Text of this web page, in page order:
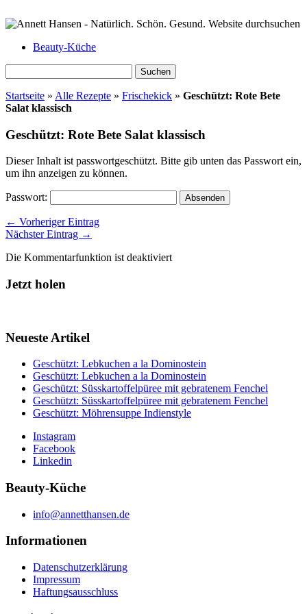
Beauty-Küche
nach:
Startseite » Alle Rezepte » Frischekick » Geschützt: Rote Bete
Salat klassisch
Geschützt: Rote Bete Salat klassisch
Dieser Inhalt ist passwortgeschützt. Bitte gib unten das Passwort ein,
um ihn anzeigen zu können.
Passwort:
← Vorheriger Eintrag
Nächster Eintrag →
Die Kommentarfunktion ist deaktiviert
Jetzt holen
Neueste Artikel
Geschützt: Lebkuchen a la Dominostein
Geschützt: Lebkuchen a la Dominostein
Geschützt: Süsskartoffelpüree mit gebratenem Fenchel
Geschützt: Süsskartoffelpüree mit gebratenem Fenchel
Geschützt: Möhrensuppe Indienstyle
Instagram
Facebook
Linkedin
Beauty-Küche
info@annetthansen.de
Informationen
Datenschutzerklärung
Impressum
Haftungsausschluss